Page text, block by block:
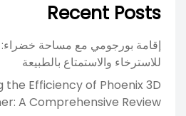
Recent Posts
إقامة بورجومي مع مساحة خضراء:
للاسترخاء والاستمتاع بالطبيعة
the Efficiency of Phoenix 3D
A Comprehensive Review